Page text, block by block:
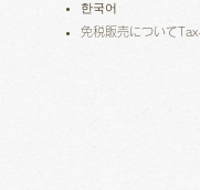
한국어
免税販売について